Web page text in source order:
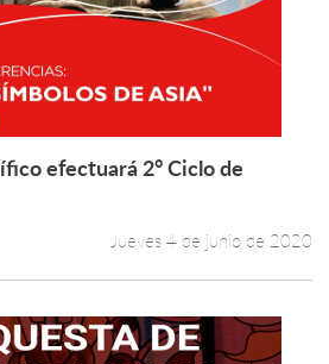
Leer más +
efectuará 2° Ciclo de
Jueves 4 de junio de 2020